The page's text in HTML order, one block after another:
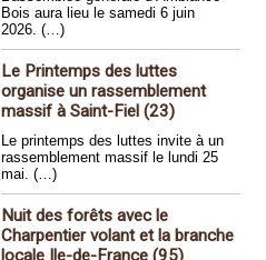
Bois aura lieu le samedi 6 juin
2026. (…)
Le Printemps des luttes
organise un rassemblement
massif à Saint-Fiel (23)
Le printemps des luttes invite à un
rassemblement massif le lundi 25
mai. (…)
Nuit des forêts avec le
Charpentier volant et la branche
locale Ile-de-France (95)